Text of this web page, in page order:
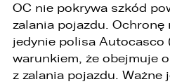
OC nie pokrywa szkód
zalania pojazdu. Ochronę
jedynie polisa Autocasco
warunkiem, że obejmuje
z zalania pojazdu. Ważne
3. Mają Państwo prawo
Prezesa Urzędu Ochrony
(PUODO) w
stwierdzenia
niezgodnego z prawem.